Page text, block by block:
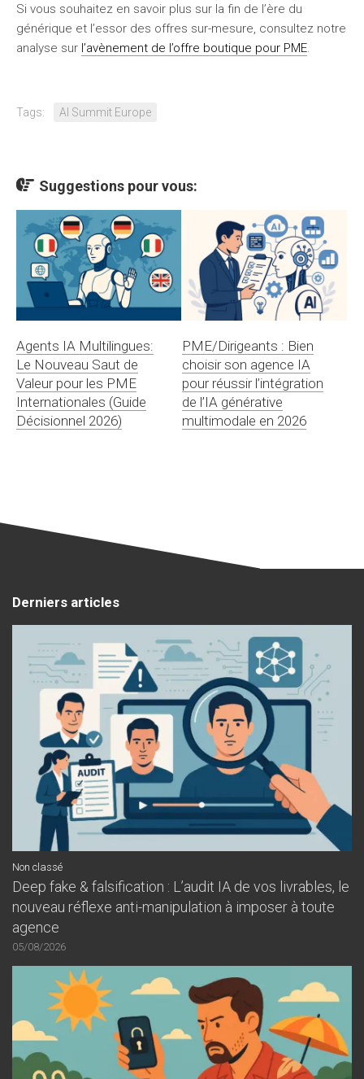
Si vous souhaitez en savoir plus sur la fin de l’ère du
générique et l’essor des offres sur-mesure, consultez notre
analyse sur l’avènement de l’offre boutique pour PME.
Tags: AI Summit Europe
Suggestions pour vous:
Agents IA Multilingues:
Le Nouveau Saut de
Valeur pour les PME
Internationales (Guide
Décisionnel 2026)
PME/Dirigeants : Bien
choisir son agence IA
pour réussir l’intégration
de l’IA générative
multimodale en 2026
Derniers articles
Non classé
Deep fake & falsification : L’audit IA de vos livrables, le
nouveau réflexe anti-manipulation à imposer à toute
agence
05/08/2026